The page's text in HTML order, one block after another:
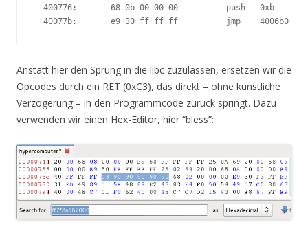
400776:       68 0b 00 00 00          push   0xb
40077b:       e9 30 ff ff ff          jmp    4006b0
Anstatt hier den Sprung in die libc zuzulassen, ersetzen wir die
Opcodes durch ein RET (0xC3), das direkt – ohne künstliche
Verzögerung – in den Programmcode zurück springt. Dazu
verwenden wir einen Hex-Editor, hier “bless”: